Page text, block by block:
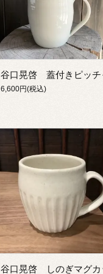
6,600円(税込)